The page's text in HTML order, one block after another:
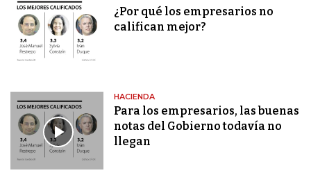
¿Por qué los empresarios no
califican mejor?
HACIENDA
Para los empresarios, las buenas
notas del Gobierno todavía no
llegan